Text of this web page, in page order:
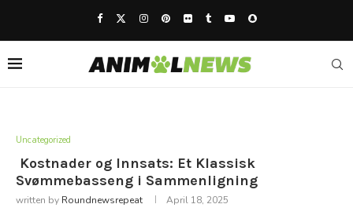
Uncategorized
Kostnader og Innsats: Et Klassisk
Svømmebasseng i Sammenligning
written by Roundnewsrepeat April 18, 2025